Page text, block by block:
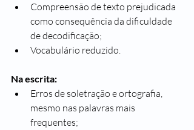
Compreensão de texto prejudicada
como consequência da dificuldade
de decodificação;
Vocabulário reduzido.
Na escrita:
Erros de soletração e ortografia,
mesmo nas palavras mais
frequentes;